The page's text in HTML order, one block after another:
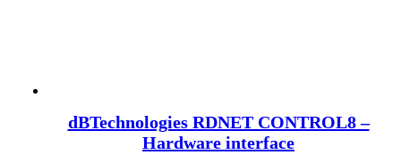
dBTechnologies RDNET CONTROL8 –
Hardware interface